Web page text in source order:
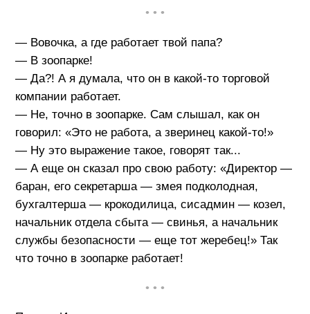
• • •
— Вовочка, а где работает твой папа?
— В зоопарке!
— Да?! А я думала, что он в какой-то торговой
компании работает.
— Не, точно в зоопарке. Сам слышал, как он
говорил: «Это не работа, а зверинец какой-то!»
— Ну это выражение такое, говорят так...
— А еще он сказал про свою работу: «Директор —
баран, его секретарша — змея подколодная,
бухгалтерша — крокодилица, сисадмин — козел,
начальник отдела сбыта — свинья, а начальник
службы безопасности — еще тот жеребец!» Так
что точно в зоопарке работает!
• • •